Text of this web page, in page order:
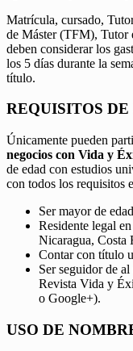
Matrícula, cursado,
de Máster (TFM), Tutor
deben considerar los
los 5 días durante la
título.
REQUISITOS
Únicamente pueden
negocios con Vida y
de edad con estudios
con todos los requisitos
Ser mayor de edad
Residente legal
Nicaragua, Costa
Contar con título
Ser seguidor de
Revista Vida y
o Google+).
USO DE